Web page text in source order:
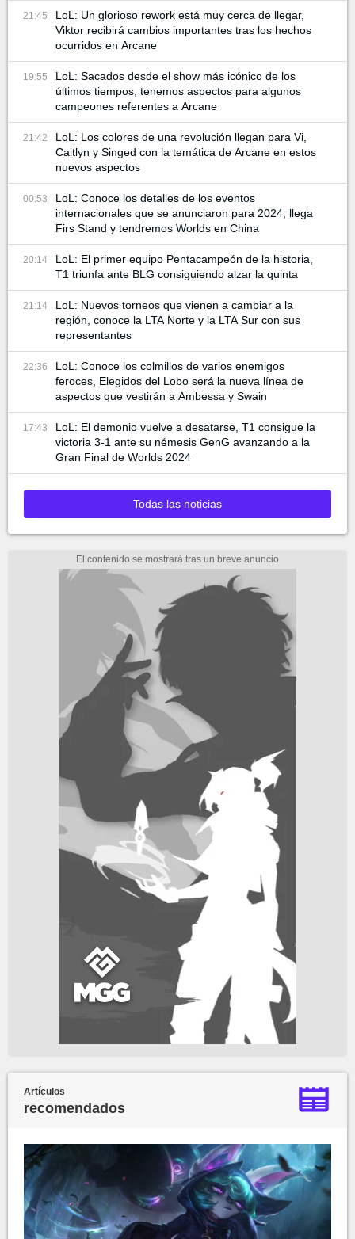
21:45
LoL: Un glorioso rework está muy cerca de llegar,
Viktor recibirá cambios importantes tras los hechos
ocurridos en Arcane
19:55
LoL: Sacados desde el show más icónico de los
últimos tiempos, tenemos aspectos para algunos
campeones referentes a Arcane
21:42
LoL: Los colores de una revolución llegan para Vi,
Caitlyn y Singed con la temática de Arcane en estos
nuevos aspectos
00:53
LoL: Conoce los detalles de los eventos
internacionales que se anunciaron para 2024, llega
Firs Stand y tendremos Worlds en China
20:14
LoL: El primer equipo Pentacampeón de la historia,
T1 triunfa ante BLG consiguiendo alzar la quinta
21:14
LoL: Nuevos torneos que vienen a cambiar a la
región, conoce la LTA Norte y la LTA Sur con sus
representantes
22:36
LoL: Conoce los colmillos de varios enemigos
feroces, Elegidos del Lobo será la nueva línea de
aspectos que vestirán a Ambessa y Swain
17:43
LoL: El demonio vuelve a desatarse, T1 consigue la
victoria 3-1 ante su némesis GenG avanzando a la
Gran Final de Worlds 2024
Todas las noticias
Artículos
recomendados